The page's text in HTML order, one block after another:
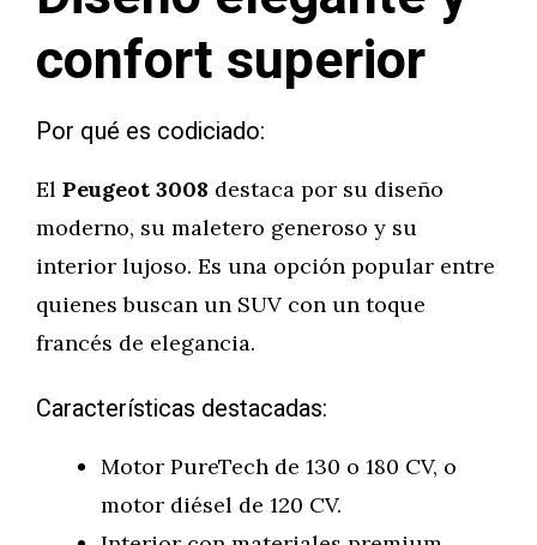
confort superior
Por qué es codiciado:
El Peugeot 3008 destaca por su diseño
moderno, su maletero generoso y su
interior lujoso. Es una opción popular entre
quienes buscan un SUV con un toque
francés de elegancia.
Características destacadas:
Motor PureTech de 130 o 180 CV, o
motor diésel de 120 CV.